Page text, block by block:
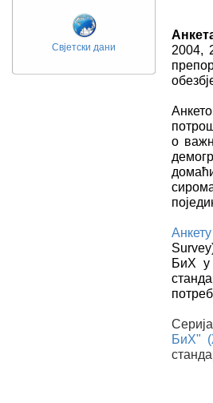
Свјетски дани
2004,
о
БиХ у
БиХ"